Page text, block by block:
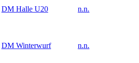
DM Halle U20 n.n.
DM Winterwurf n.n.